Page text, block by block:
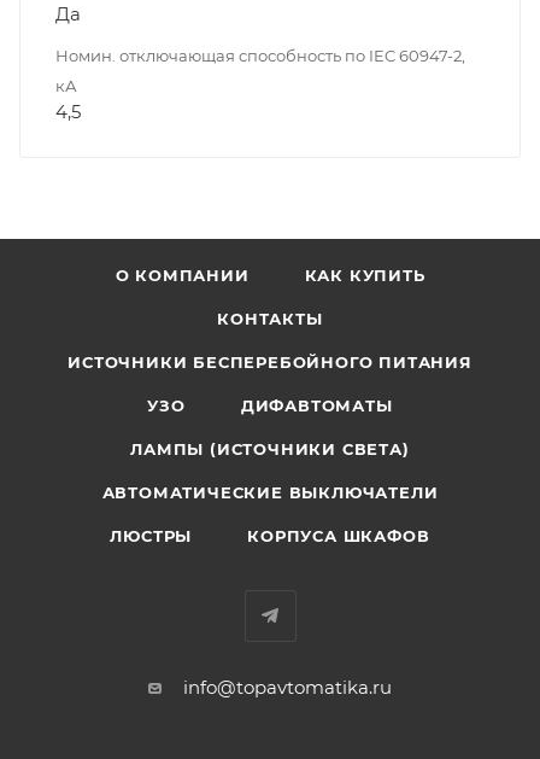
Да
Номин. отключающая способность по IEC 60947-2,
кА
4,5
О КОМПАНИИ КАК КУПИТЬ
КОНТАКТЫ
ИСТОЧНИКИ БЕСПЕРЕБОЙНОГО ПИТАНИЯ
УЗО ДИФАВТОМАТЫ
ЛАМПЫ (ИСТОЧНИКИ СВЕТА)
АВТОМАТИЧЕСКИЕ ВЫКЛЮЧАТЕЛИ
ЛЮСТРЫ КОРПУСА ШКАФОВ
info@topavtomatika.ru